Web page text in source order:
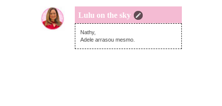
Lulu on the sky
terça-feira, fevereiro 26, 2013
Nathy,
Adele arrasou mesmo.